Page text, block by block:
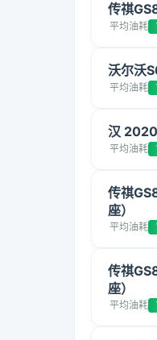
传祺
平均油耗
沃尔沃
平均油耗
汉
平均油耗
传祺
座）
平均油耗
传祺
座）
平均油耗